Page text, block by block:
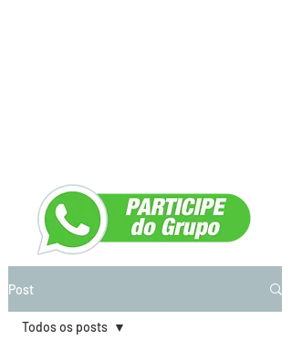
Post
Todos os posts